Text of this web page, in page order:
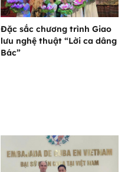
Đặc sắc chương trình Giao
lưu nghệ thuật “Lời ca dâng
Bác”